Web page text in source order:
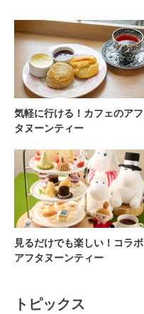
気軽に行ける！カフェのアフ
タヌーンティー
見るだけでも楽しい！コラボ
アフタヌーンティー
トピックス